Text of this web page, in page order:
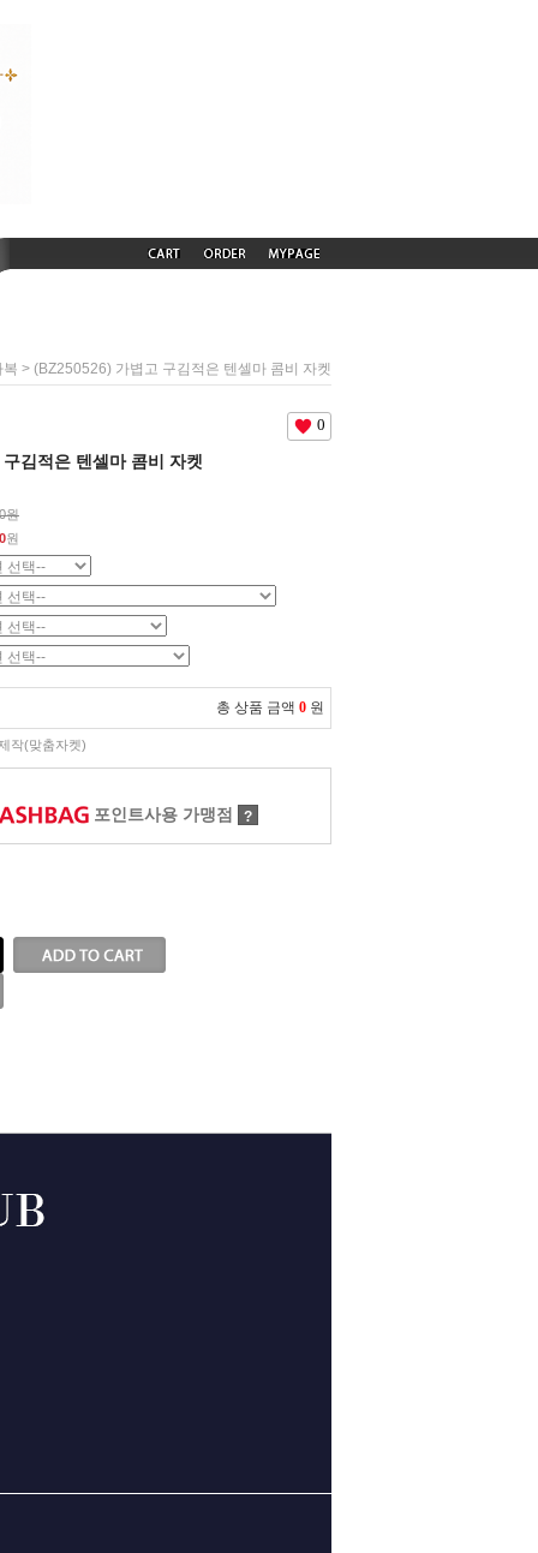
복 > (BZ250526) 가볍고 구김적은 텐셀마 콤비 자켓
0
김적은 텐셀마 콤비 자켓
원
원
총 상품 금액 0 원
작(맞춤자켓)
포인트사용 가맹점 ?